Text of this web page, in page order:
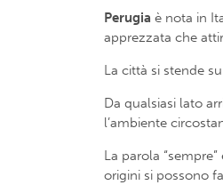
Perugia è nota in
apprezzata che
La città si stende
Da qualsiasi lato
l’ambiente
La parola
origini si possono